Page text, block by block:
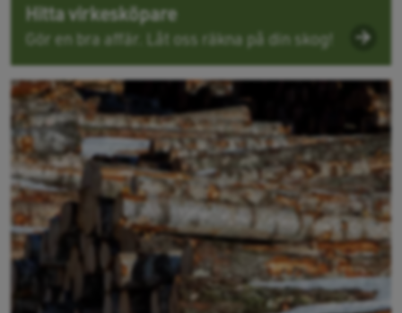
Hitta virkesköpare
Gör en bra affär. Låt oss räkna på din skog!